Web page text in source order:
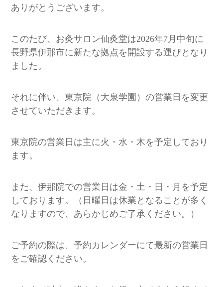
ありがとうございます。
このたび、お灸サロン仙灸堂は2026年7月中旬に
長野県伊那市に新たな拠点を開設する運びとなり
ました。
それに伴い、東京院（大泉学園）の営業日を変更
させていただきます。
東京院の営業日は主に火・水・木を予定しており
ます。
また、伊那院での営業日は金・土・日・月を予定
しております。（日曜日は休業となることが多く
なりますので、あらかじめご了承ください。）
ご予約の際は、予約カレンダーにて最新の営業日
をご確認ください。